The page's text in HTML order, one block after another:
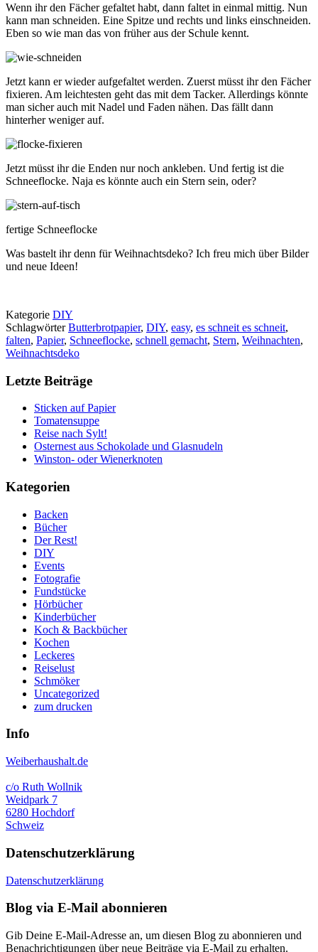
Wenn ihr den Fächer gefaltet habt, dann faltet in einmal mittig. Nun
kann man schneiden. Eine Spitze und rechts und links einschneiden.
Eben so wie man das von früher aus der Schule kennt.
Jetzt kann er wieder aufgefaltet werden. Zuerst müsst ihr den Fächer
fixieren. Am leichtesten geht das mit dem Tacker. Allerdings könnte
man sicher auch mit Nadel und Faden nähen. Das fällt dann
hinterher weniger auf.
Jetzt müsst ihr die Enden nur noch ankleben. Und fertig ist die
Schneeflocke. Naja es könnte auch ein Stern sein, oder?
fertige Schneeflocke
Was bastelt ihr denn für Weihnachtsdeko? Ich freu mich über Bilder
und neue Ideen!
Kategorie DIY
SchlagwörterButterbrotpapier, DIY, easy, es schneit es schneit,
falten, Papier, Schneeflocke, schnell gemacht, Stern, Weihnachten,
Weihnachtsdeko
Letzte Beiträge
Sticken auf Papier
Tomatensuppe
Reise nach Sylt!
Osternest aus Schokolade und Glasnudeln
Winston- oder Wienerknoten
Kategorien
Backen
Bücher
Der Rest!
DIY
Events
Fotografie
Fundstücke
Hörbücher
Kinderbücher
Koch & Backbücher
Kochen
Leckeres
Reiselust
Schmöker
Uncategorized
zum drucken
Info
Weiberhaushalt.de
c/o Ruth Wollnik
Weidpark 7
6280 Hochdorf
Schweiz
Datenschutzerklärung
Datenschutzerklärung
Blog via E-Mail abonnieren
Gib Deine E-Mail-Adresse an, um diesen Blog zu abonnieren und
Benachrichtigungen über neue Beiträge via E-Mail zu erhalten.